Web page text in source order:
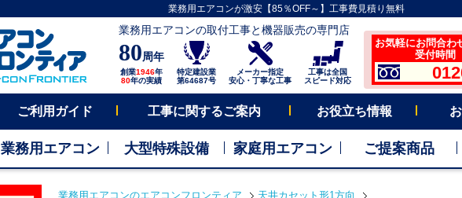
業務用エアコンが激安【85％OFF～】工事費見積り無料
業務用エアコンの取付工事と機器販売の専門店
80周年
創業1946年
80年の実績
特定建設業
第64687号
メーカー指定
安心・丁寧な工事
工事は全国
スピード対応
お気軽にお問合わ
受付時間
ご利用ガイド 工事に関するご案内 お役立ち情報
業務用エアコン 大型特殊設備 家庭用エアコン ご提案商品
業務用エアコンのエアコンフロンティア
天井カセット形1方向